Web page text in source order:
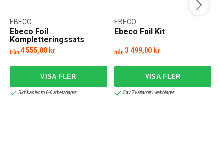
Ebeco Foil
Kompletteringssats
EBECO
från4 555,00 kr
Skickas inom 6-8 arbetsdagar
Ebeco Foil Kit
EBECO
från 3 499,00 kr
5 av 7 varianter i webblager